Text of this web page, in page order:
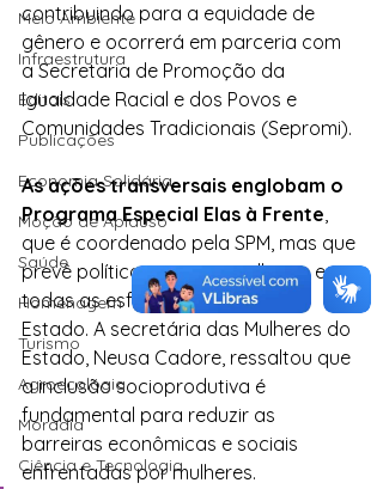
Meio Ambiente
Infraestrutura
Editais
Publicações
Economia Solidária
Moção de Aplauso
Saúde
Homenagem
Turismo
Agroecologia
Moradia
Ciência e Tecnologia
contribuindo para a equidade de
gênero e ocorrerá em parceria com
a Secretaria de Promoção da
Igualdade Racial e dos Povos e
Comunidades Tradicionais (Sepromi).
As ações transversais englobam o
Programa Especial Elas à Frente,
que é coordenado pela SPM, mas que
prevê políticas para as mulheres em
todas as esferas do Governo do
Estado. A secretária das Mulheres do
Estado, Neusa Cadore, ressaltou que
a inclusão socioprodutiva é
fundamental para reduzir as
barreiras econômicas e sociais
enfrentadas por mulheres.